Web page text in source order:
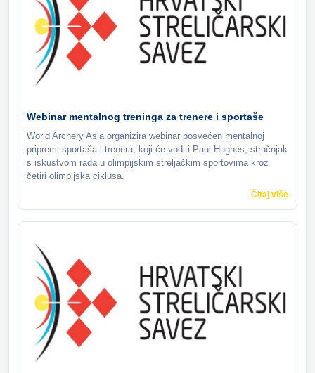
Webinar mentalnog treninga za trenere i sportaše
World Archery Asia organizira webinar posvećen mentalnoj
pripremi sportaša i trenera, koji će voditi Paul Hughes, stručnjak
s iskustvom rada u olimpijskim streljačkim sportovima kroz
četiri olimpijska ciklusa.
Čitaj više